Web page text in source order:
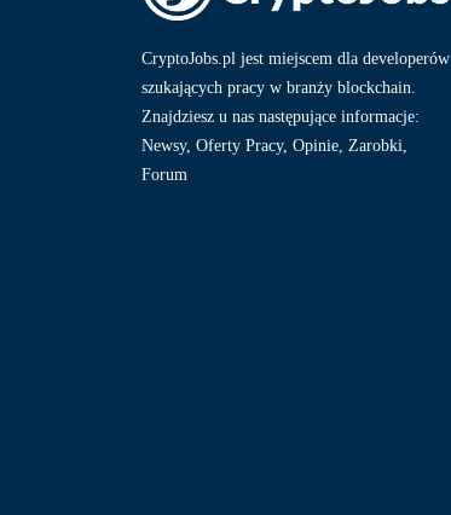
CryptoJobs.pl jest miejscem dla developerów
szukających pracy w branży blockchain.
Znajdziesz u nas następujące informacje:
Newsy, Oferty Pracy, Opinie, Zarobki,
Forum